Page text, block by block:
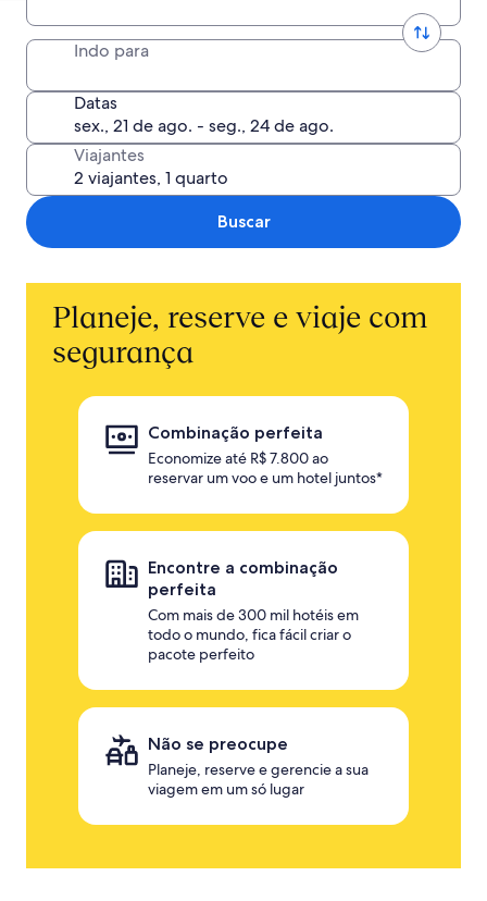
Indo para
Datas
Viajantes
Buscar
Planeje, reserve e viaje com
segurança
Combinação perfeita
Economize até R$ 7.800 ao
reservar um voo e um hotel juntos*
Encontre a combinação
perfeita
Com mais de 300 mil hotéis em
todo o mundo, fica fácil criar o
pacote perfeito
Não se preocupe
Planeje, reserve e gerencie a sua
viagem em um só lugar